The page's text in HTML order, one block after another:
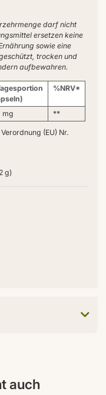
darf nicht
ersetzen keine
sowie eine
trocken und
aufbewahren.
%NRV*
mg **
(EU) Nr.
g)
auch